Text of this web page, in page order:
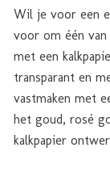
Wil je voor een
voor om één van
met een
transparant en
vastmaken met
het goud, rosé
kalkpapier